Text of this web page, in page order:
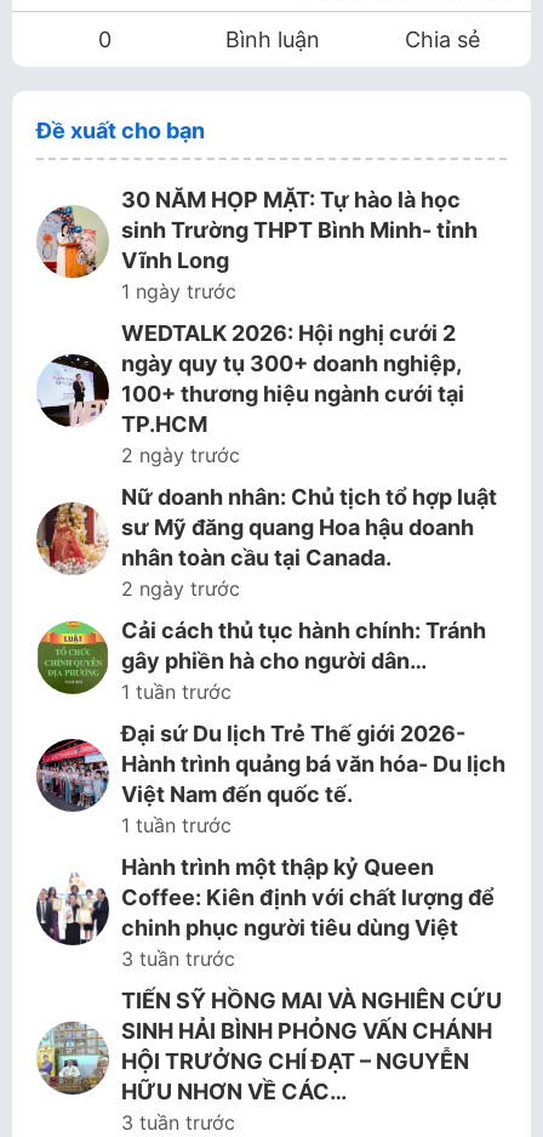
0 Bình luận Chia sẻ
Đề xuất cho bạn
30 NĂM HỌP MẶT: Tự hào là học
sinh Trường THPT Bình Minh- tỉnh
Vĩnh Long
1 ngày trước
WEDTALK 2026: Hội nghị cưới 2
ngày quy tụ 300+ doanh nghiệp,
100+ thương hiệu ngành cưới tại
TP.HCM
2 ngày trước
Nữ doanh nhân: Chủ tịch tổ hợp luật
sư Mỹ đăng quang Hoa hậu doanh
nhân toàn cầu tại Canada.
2 ngày trước
Cải cách thủ tục hành chính: Tránh
gây phiền hà cho người dân…
1 tuần trước
Đại sứ Du lịch Trẻ Thế giới 2026-
Hành trình quảng bá văn hóa- Du lịch
Việt Nam đến quốc tế.
1 tuần trước
Hành trình một thập kỷ Queen
Coffee: Kiên định với chất lượng để
chinh phục người tiêu dùng Việt
3 tuần trước
TIẾN SỸ HỒNG MAI VÀ NGHIÊN CỨU
SINH HẢI BÌNH PHỎNG VẤN CHÁNH
HỘI TRƯỞNG CHÍ ĐẠT – NGUYỄN
HỮU NHƠN VỀ CÁC…
3 tuần trước